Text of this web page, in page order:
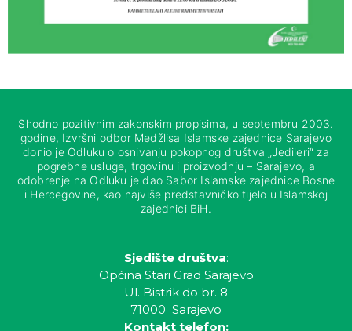
Shodno pozitivnim zakonskim propisima, u septembru 2003.
godine, Izvršni odbor Medžlisa Islamske zajednice Sarajevo
donio je Odluku o osnivanju pokopnog društva „Jedileri“ za
pogrebne usluge, trgovinu i proizvodnju – Sarajevo, a
odobrenje na Odluku je dao Sabor Islamske zajednice Bosne
i Hercegovine, kao najviše predstavničko tijelo u Islamskoj
zajednici BiH.
Sjedište društva:
Općina Stari Grad Sarajevo
Ul. Bistrik do br. 8
71000 Sarajevo
Kontakt telefon: